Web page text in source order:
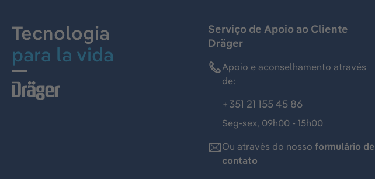
Tecnologia
para la vida
Serviço de Apoio ao Cliente
Dräger
Apoio e aconselhamento através
de:
+351 21 155 45 86
Seg-sex, 09h00 - 15h00
Ou através do nosso formulário de
contato